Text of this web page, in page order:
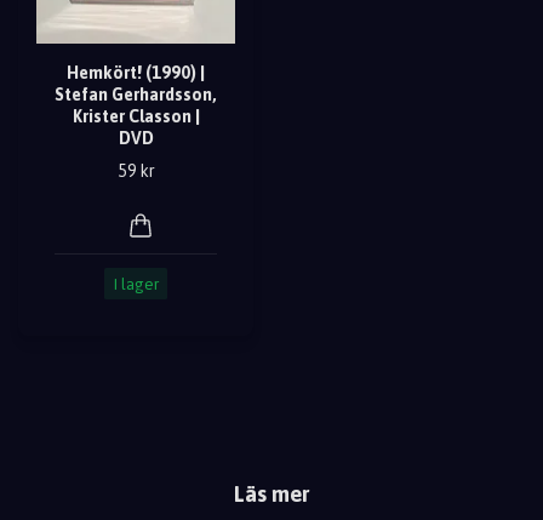
Hemkört! (1990) |
Stefan Gerhardsson,
Krister Classon |
DVD
59 kr
I lager
Läs mer